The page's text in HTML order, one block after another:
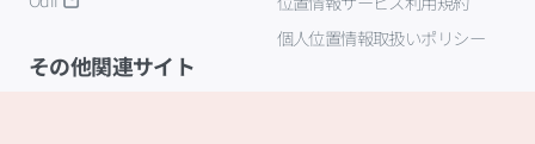
個人位置情報取扱いポリシー
その他関連サイト